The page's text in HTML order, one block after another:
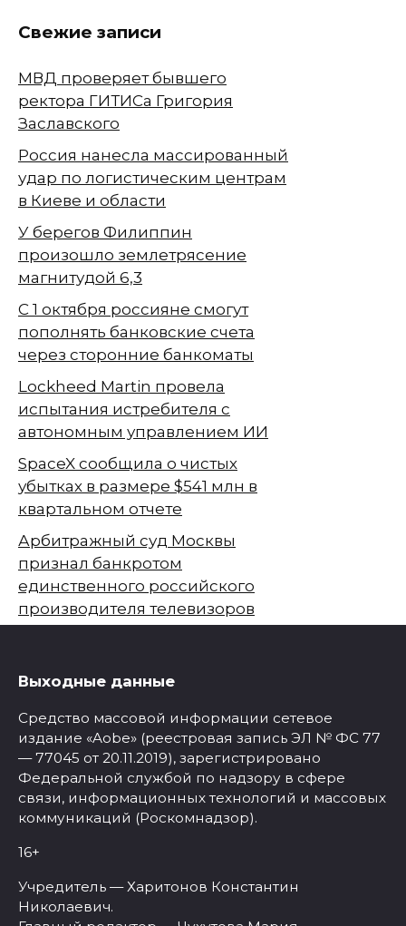
Свежие записи
МВД проверяет бывшего
ректора ГИТИСа Григория
Заславского
Россия нанесла массированный
удар по логистическим центрам
в Киеве и области
У берегов Филиппин
произошло землетрясение
магнитудой 6,3
С 1 октября россияне смогут
пополнять банковские счета
через сторонние банкоматы
Lockheed Martin провела
испытания истребителя с
автономным управлением ИИ
SpaceX сообщила о чистых
убытках в размере $541 млн в
квартальном отчете
Арбитражный суд Москвы
признал банкротом
единственного российского
производителя телевизоров
Выходные данные
Средство массовой информации сетевое
издание «Aobe» (реестровая запись ЭЛ № ФС 77
— 77045 от 20.11.2019), зарегистрировано
Федеральной службой по надзору в сфере
связи, информационных технологий и массовых
коммуникаций (Роскомнадзор).
16+
Учредитель — Харитонов Константин
Николаевич.